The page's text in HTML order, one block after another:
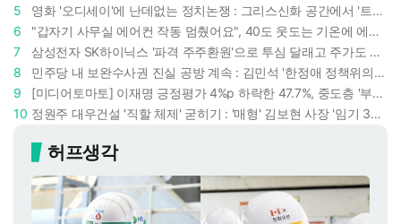
5
영화 '오디세이'에 난데없는 정치논쟁 : 그리스신화 공간에서 '트럼프 전쟁의 참혹함'이 보인다
6
"갑자기 사무실 에어컨 작동 멈췄어요", 40도 웃도는 기온에 에어컨도 숨이 찬다
7
삼성전자 SK하이닉스 '파격 주주환원'으로 투심 달래고 주가도 받칠까, 100조 넘는 추가 배당 재원에 쏠리는 눈
8
민주당 내 보완수사권 진실 공방 계속 : 김민석 '한정애 정책위의장' 발언 근거로 내세우자 사무총장 지낸 조승래 반박
9
[미디어토마토] 이재명 긍정평가 4%p 하락한 47.7%, 중도층 '부정 49.7% vs 긍정 42.9%'
10
정원주 대우건설 '직할 체제' 굳히기 : '매형' 김보현 사장 '임기 3년' 받고 4개월 만에 물러났다
허프생각